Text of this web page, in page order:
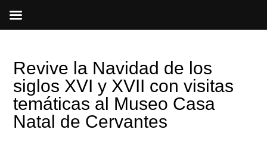
Revive la Navidad de los
siglos XVI y XVII con visitas
temáticas al Museo Casa
Natal de Cervantes